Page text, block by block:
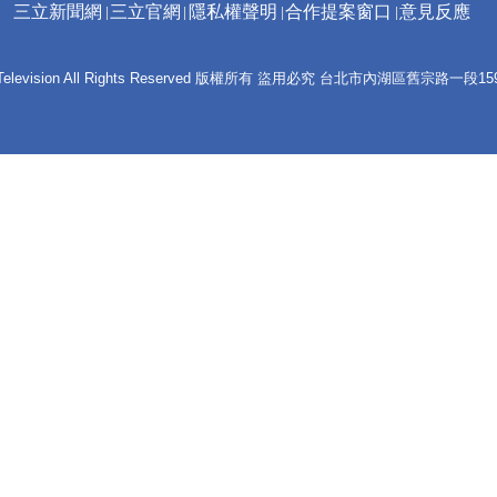
三立新聞網 三立官網 隱私權聲明 合作提案窗口 意見反應
All Rights Reserved 版權所有 盜用必究 台北市內湖區舊宗路一段